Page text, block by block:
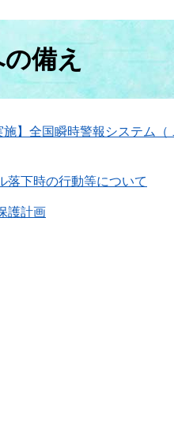
備え
施】全国瞬時警報システム
落下時の行動等について
護計画